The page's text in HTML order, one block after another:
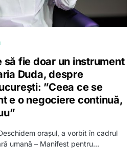
să fie doar un instrument
Duda, despre
”Ceea ce se
e o negociere continuă,
orașul, a vorbit în cadrul
umană – Manifest pentru…